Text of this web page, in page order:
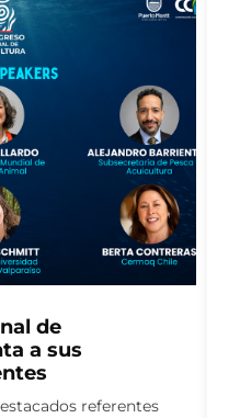
presenta nuevo
Sostenible y
de medición